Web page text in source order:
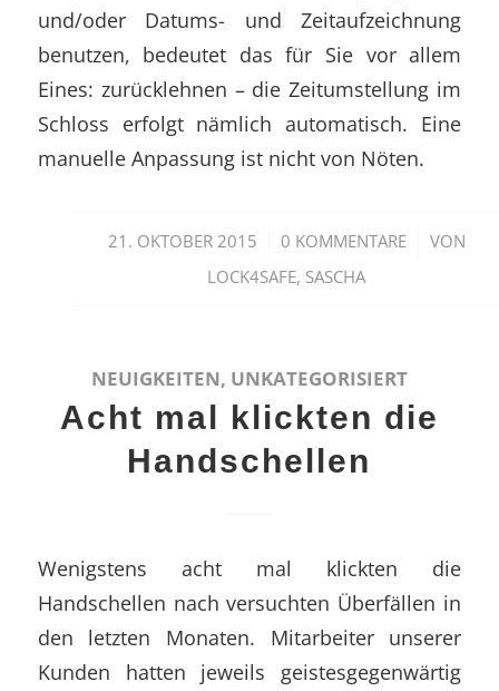
und/oder Datums- und Zeitaufzeichnung
benutzen, bedeutet das für Sie vor allem
Eines: zurücklehnen – die Zeitumstellung im
Schloss erfolgt nämlich automatisch. Eine
manuelle Anpassung ist nicht von Nöten.
21. OKTOBER 2015
/ 0 KOMMENTARE
/
VON
LOCK4SAFE, SASCHA
NEUIGKEITEN, UNKATEGORISIERT
Acht mal klickten die
Handschellen
Wenigstens acht mal klickten die
Handschellen nach versuchten Überfällen in
den letzten Monaten. Mitarbeiter unserer
Kunden hatten jeweils geistesgegenwärtig